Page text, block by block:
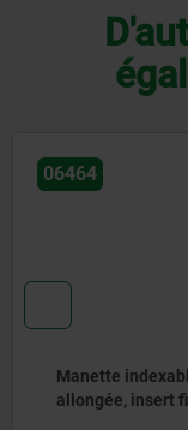
06600-10
Manette
palier anti-